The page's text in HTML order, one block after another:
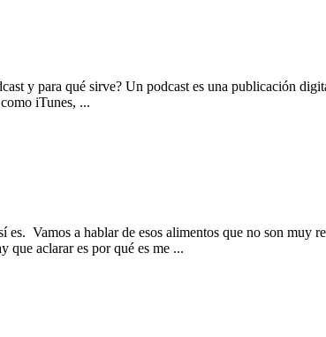
y para qué sirve? Un podcast es una publicación
iTunes, ...
Vamos a hablar de esos alimentos que no son muy
aclarar es por qué es me ...